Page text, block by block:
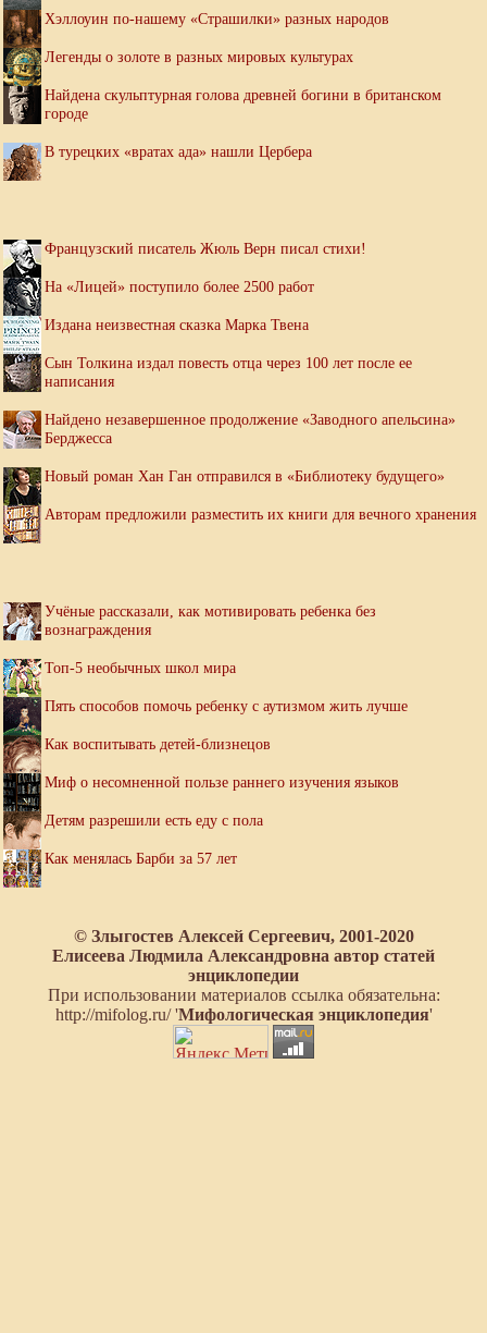
Хэллоуин по-нашему «Страшилки» разных народов
Легенды о золоте в разных мировых культурах
Найдена скульптурная голова древней богини в британском
городе
В турецких «вратах ада» нашли Цербера
Французский писатель Жюль Верн писал стихи!
На «Лицей» поступило более 2500 работ
Издана неизвестная сказка Марка Твена
Сын Толкина издал повесть отца через 100 лет после ее
написания
Найдено незавершенное продолжение «Заводного апельсина»
Берджесса
Новый роман Хан Ган отправился в «Библиотеку будущего»
Авторам предложили разместить их книги для вечного хранения
Учёные рассказали, как мотивировать ребенка без
вознаграждения
Топ-5 необычных школ мира
Пять способов помочь ребенку с аутизмом жить лучше
Как воспитывать детей-близнецов
Миф о несомненной пользе раннего изучения языков
Детям разрешили есть еду с пола
Как менялась Барби за 57 лет
© Злыгостев Алексей Сергеевич, 2001-2020
Елисеева Людмила Александровна автор статей
энциклопедии
При использовании материалов ссылка обязательна:
http://mifolog.ru/ 'Мифологическая энциклопедия'